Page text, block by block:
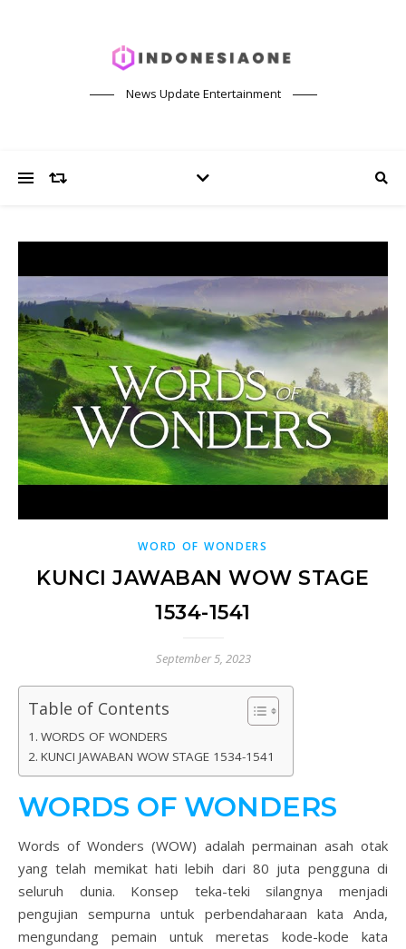
News Update Entertainment
WORD OF WONDERS
KUNCI JAWABAN WOW STAGE
1534-1541
September 5, 2023
Table of Contents
WORDS OF WONDERS
KUNCI JAWABAN WOW STAGE 1534-1541
WORDS OF WONDERS
Words of Wonders (WOW) adalah permainan asah otak
yang telah memikat hati lebih dari 80 juta pengguna di
seluruh dunia. Konsep teka-teki silangnya menjadi
pengujian sempurna untuk perbendaharaan kata Anda,
mengundang pemain untuk meretas kode-kode kata